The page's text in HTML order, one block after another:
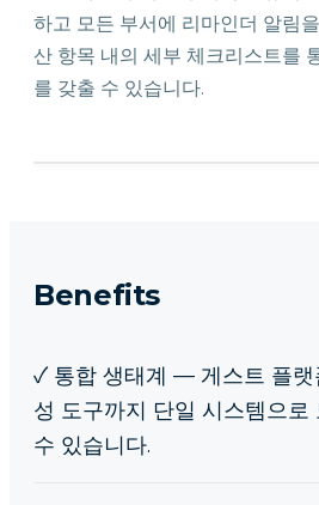
하고 모든 부서에 리마인더 알림
산 항목 내의 세부 체크리스트를
를 갖출 수 있습니다.
Benefits
✓ 통합 생태계 — 게스트 플
성 도구까지 단일 시스템으로
수 있습니다.